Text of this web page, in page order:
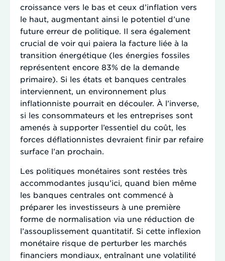
croissance vers le bas et ceux d’inflation vers
le haut, augmentant ainsi le potentiel d’une
future erreur de politique. Il sera également
crucial de voir qui paiera la facture liée à la
transition énergétique (les énergies fossiles
représentent encore 83% de la demande
primaire). Si les états et banques centrales
interviennent, un environnement plus
inflationniste pourrait en découler. À l’inverse,
si les consommateurs et les entreprises sont
amenés à supporter l’essentiel du coût, les
forces déflationnistes devraient finir par refaire
surface l’an prochain.
Les politiques monétaires sont restées très
accommodantes jusqu’ici, quand bien même
les banques centrales ont commencé à
préparer les investisseurs à une première
forme de normalisation via une réduction de
l’assouplissement quantitatif. Si cette inflexion
monétaire risque de perturber les marchés
financiers mondiaux, entraînant une volatilité